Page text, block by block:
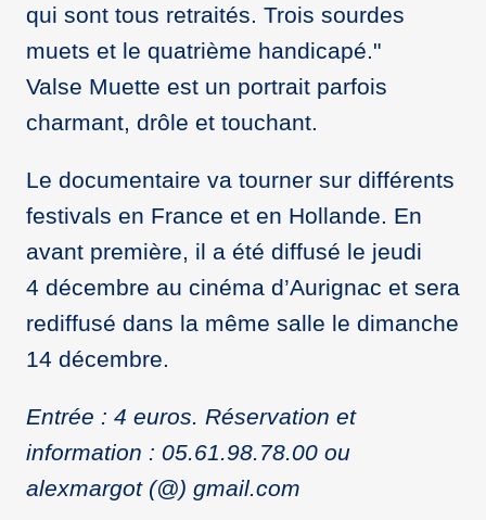
qui sont tous retraités. Trois sourdes
muets et le quatrième handicapé."
Valse Muette est un portrait parfois
charmant, drôle et touchant.
Le documentaire va tourner sur différents
festivals en France et en Hollande. En
avant première, il a été diffusé le jeudi
4 décembre au cinéma d’Aurignac et sera
rediffusé dans la même salle le dimanche
14 décembre.
Entrée : 4 euros. Réservation et
information : 05.61.98.78.00 ou
alexmargot (@) gmail.com